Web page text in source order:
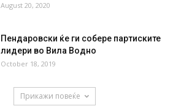
August 20, 2020
Пендаровски ќе ги собере партиските
лидери во Вила Водно
October 18, 2019
Прикажи повеќе